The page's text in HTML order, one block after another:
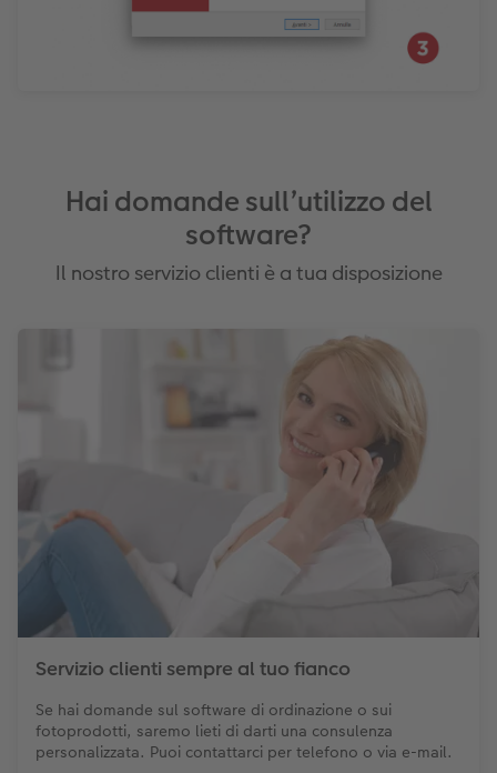
Hai domande sull’utilizzo del
software?
Il nostro servizio clienti è a tua disposizione
Servizio clienti sempre al tuo fianco
Se hai domande sul software di ordinazione o sui
fotoprodotti, saremo lieti di darti una consulenza
personalizzata. Puoi contattarci per telefono o via e-mail.